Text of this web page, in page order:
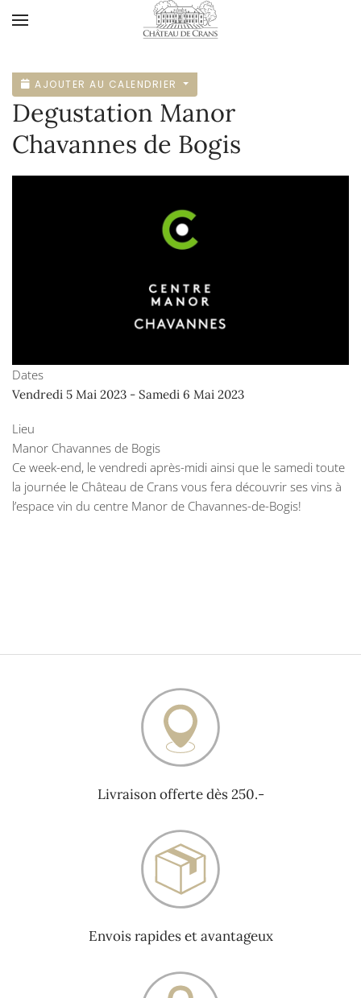
AJOUTER AU CALENDRIER
Degustation Manor
Chavannes de Bogis
Dates
Vendredi 5 Mai 2023 - Samedi 6 Mai 2023
Lieu
Manor Chavannes de Bogis
Ce week-end, le vendredi après-midi ainsi que le samedi toute
la journée le Château de Crans vous fera découvrir ses vins à
l’espace vin du centre Manor de Chavannes-de-Bogis!
Livraison offerte dès 250.-
Envois rapides et avantageux